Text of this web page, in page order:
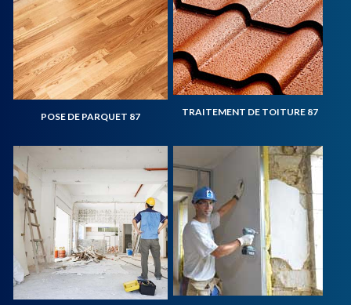
POSE DE PARQUET 87 TRAITEMENT DE TOITURE 87